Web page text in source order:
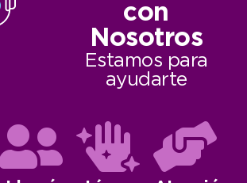
con
Nosotros
Estamos para
ayudarte